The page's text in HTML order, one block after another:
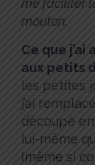
me faciliter
mouton.
Ce que j’ai
aux petits
les petites
j’ai
découpé
lui-même
(même si